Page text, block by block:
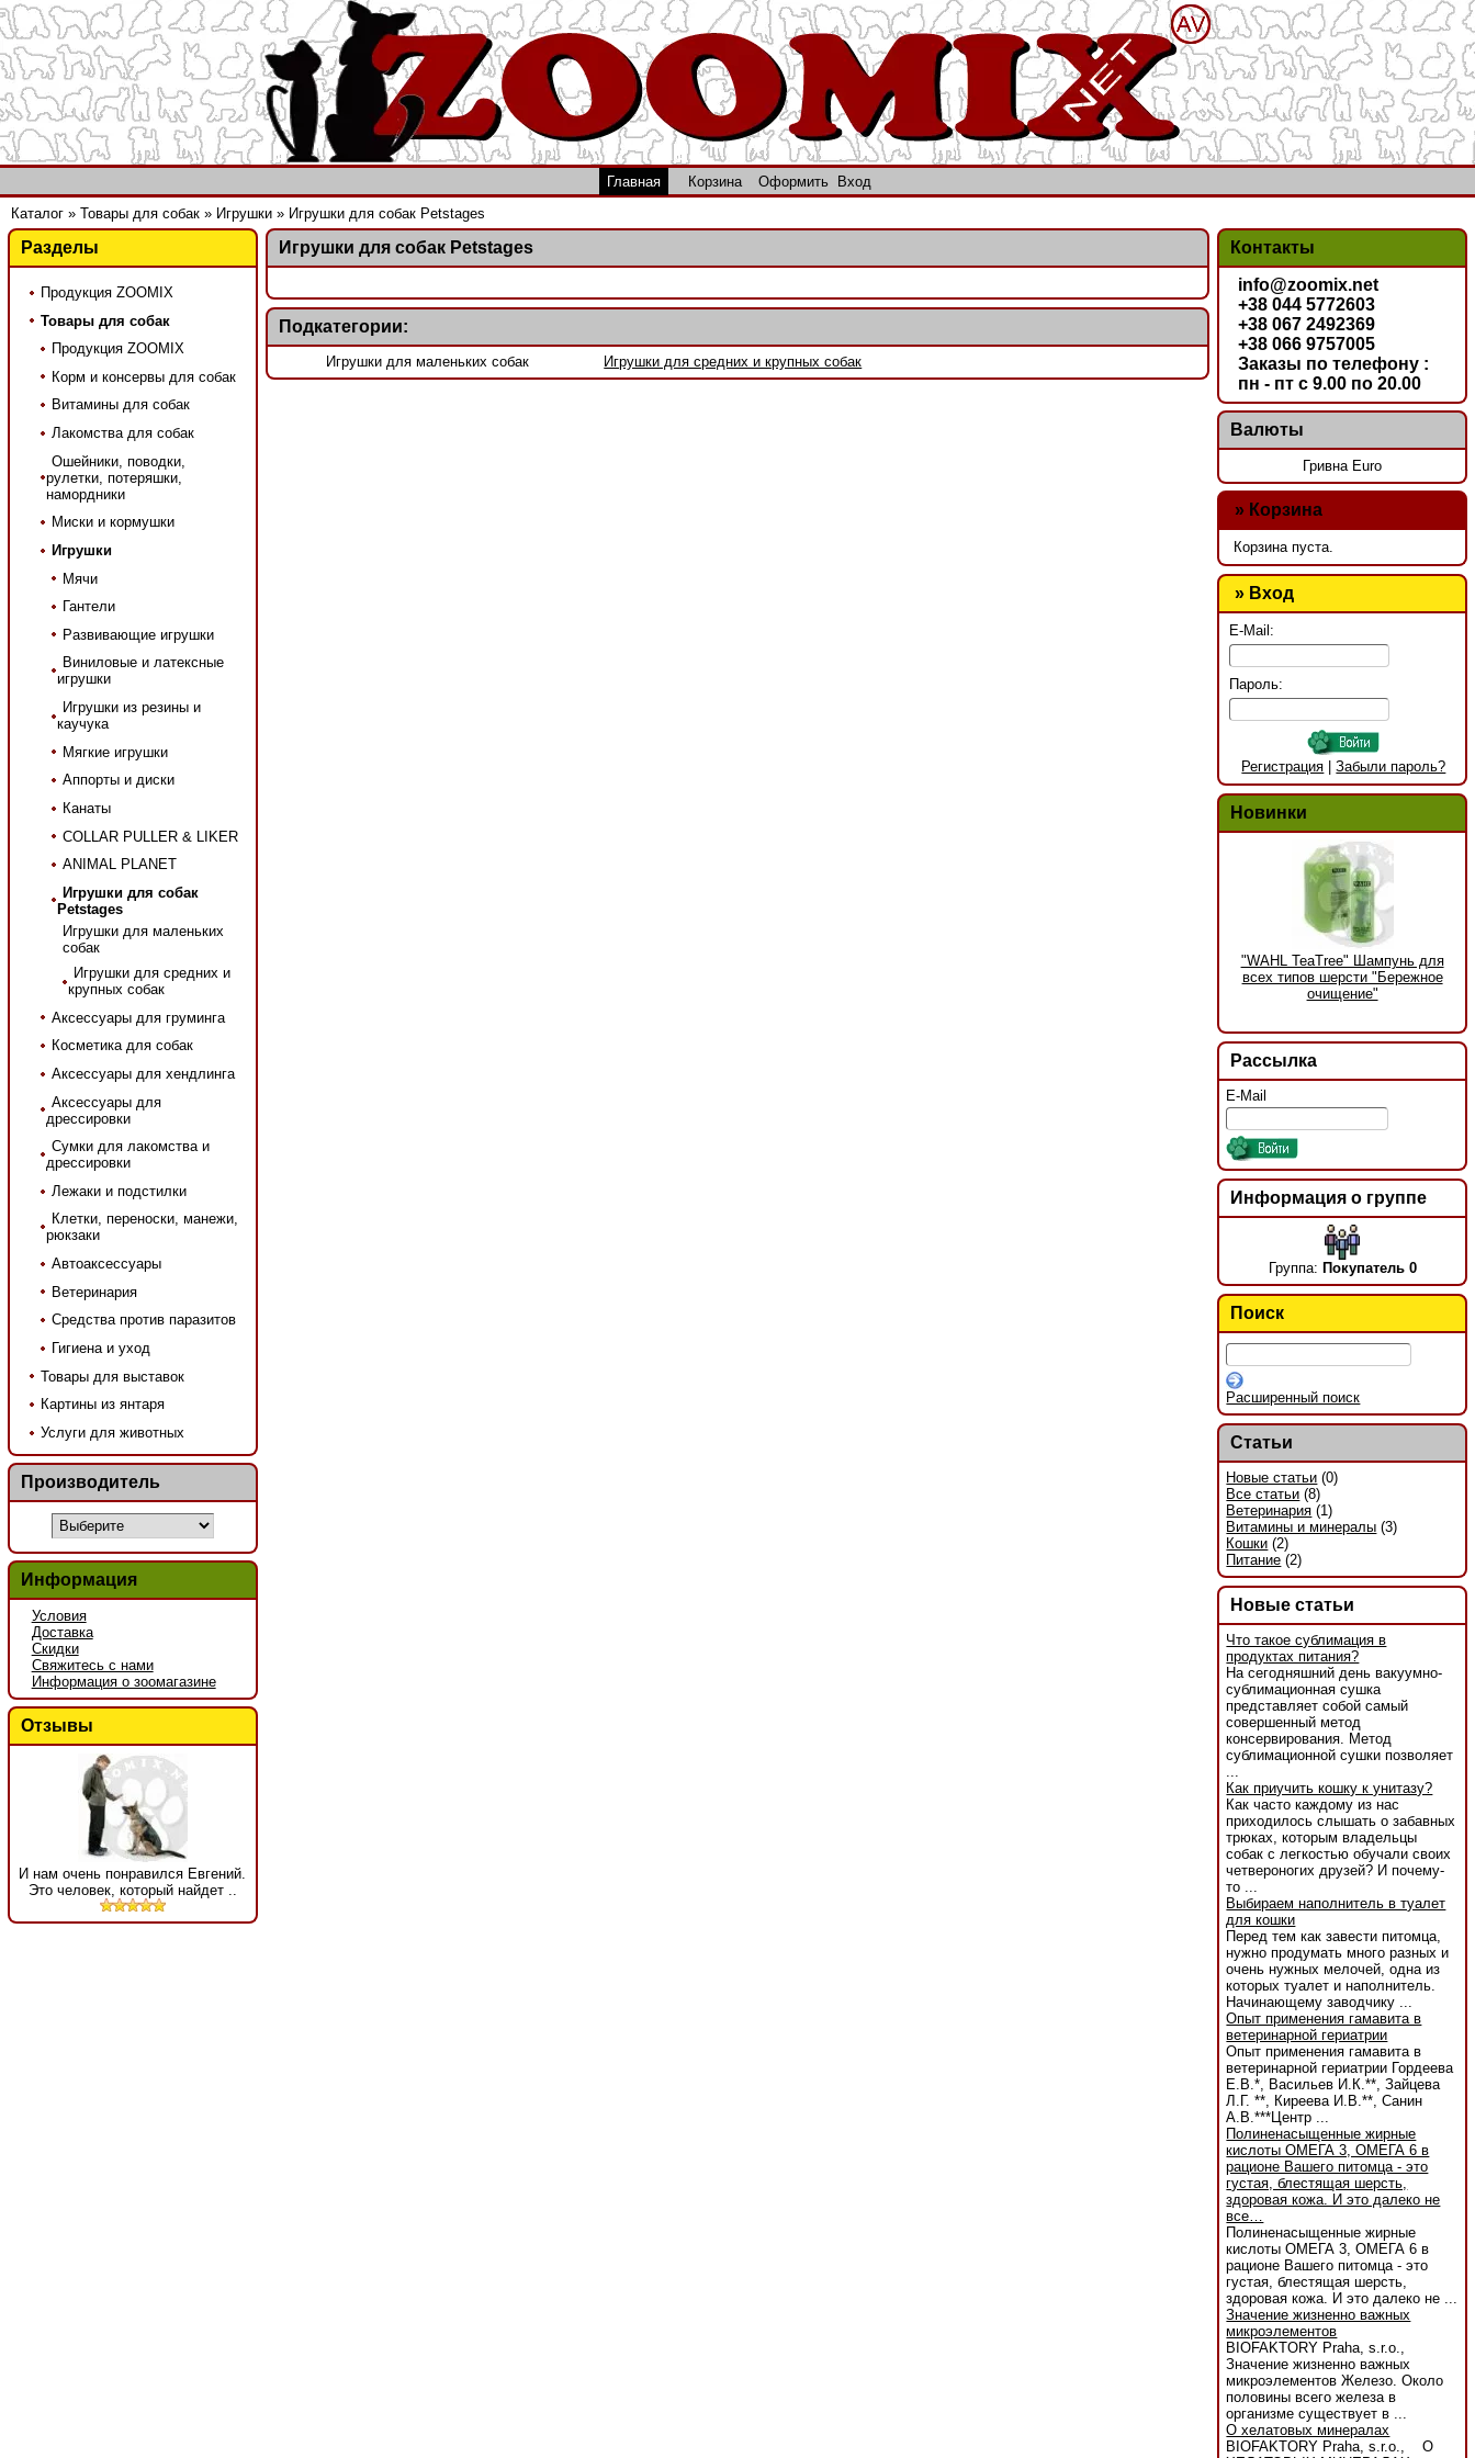
Главная Корзина Оформить
Вход
Каталог » Товары для собак » Игрушки » Игрушки для собак Petstages
Игрушки для собак Petstages
Подкатегории:
Игрушки для маленьких собак Игрушки для средних и крупных собак
Разделы
Продукция ZOOMIX
Товары для собак
Продукция ZOOMIX
Корм и консервы для собак
Витамины для собак
Лакомства для собак
Ошейники, поводки,
рулетки, потеряшки,
намордники
Миски и кормушки
Игрушки
Мячи
Гантели
Развивающие игрушки
Виниловые и латексные
игрушки
Игрушки из резины и
каучука
Мягкие игрушки
Аппорты и диски
Канаты
COLLAR PULLER & LIKER
ANIMAL PLANET
Игрушки для собак
Petstages
Игрушки для маленьких
собак
Игрушки для средних и
крупных собак
Аксессуары для груминга
Косметика для собак
Аксессуары для хендлинга
Аксессуары для
дрессировки
Сумки для лакомства и
дрессировки
Лежаки и подстилки
Клетки, переноски, манежи,
рюкзаки
Автоаксессуары
Ветеринария
Средства против паразитов
Гигиена и уход
Товары для выставок
Картины из янтаря
Услуги для животных
Производитель
Информация
Условия
Доставка
Скидки
Свяжитесь с нами
Информация о зоомагазине
Отзывы
И нам очень понравился Евгений.
Это человек, который найдет ..
Контакты
info@zoomix.net
+38 044 5772603
+38 067 2492369
+38 066 9757005
Заказы по телефону :
пн - пт с 9.00 по 20.00
Валюты
Гривна Euro
» Корзина
Корзина пуста.
» Вход
E-Mail:
Пароль:
Регистрация |Забыли пароль?
Новинки
"WAHL TeaTree" Шампунь для
всех типов шерсти "Бережное
очищение"
Рассылка
E-Mail
Информация о группе
Группа: Покупатель 0
Поиск
Расширенный поиск
Статьи
Новые статьи (0)
Все статьи (8)
Ветеринария (1)
Витамины и минералы (3)
Кошки (2)
Питание (2)
Новые статьи
Что такое сублимация в
продуктах питания?
На сегодняшний день вакуумно-
сублимационная сушка
представляет собой самый
совершенный метод
консервирования. Метод
сублимационной сушки позволяет
...
Как приучить кошку к унитазу?
Как часто каждому из нас
приходилось слышать о забавных
трюках, которым владельцы
собак с легкостью обучали своих
четвероногих друзей? И почему-
то ...
Выбираем наполнитель в туалет
для кошки
Перед тем как завести питомца,
нужно продумать много разных и
очень нужных мелочей, одна из
которых туалет и наполнитель.
Начинающему заводчику ...
Опыт применения гамавита в
ветеринарной гериатрии
Опыт применения гамавита в
ветеринарной гериатрии Гордеева
Е.В.*, Васильев И.К.**, Зайцева
Л.Г. **, Киреева И.В.**, Санин
А.В.***Центр ...
Полиненасыщенные жирные
кислоты ОМЕГА 3, ОМЕГА 6 в
рационе Вашего питомца - это
густая, блестящая шерсть,
здоровая кожа. И это далеко не
все…
Полиненасыщенные жирные
кислоты ОМЕГА 3, ОМЕГА 6 в
рационе Вашего питомца - это
густая, блестящая шерсть,
здоровая кожа. И это далеко не ...
Значение жизненно важных
микроэлементов
BIOFAKTORY Praha, s.r.o.,
Значение жизненно важных
микроэлементов Железо. Около
половины всего железа в
организме существует в ...
О хелатовых минералах
BIOFAKTORY Praha, s.r.o., О